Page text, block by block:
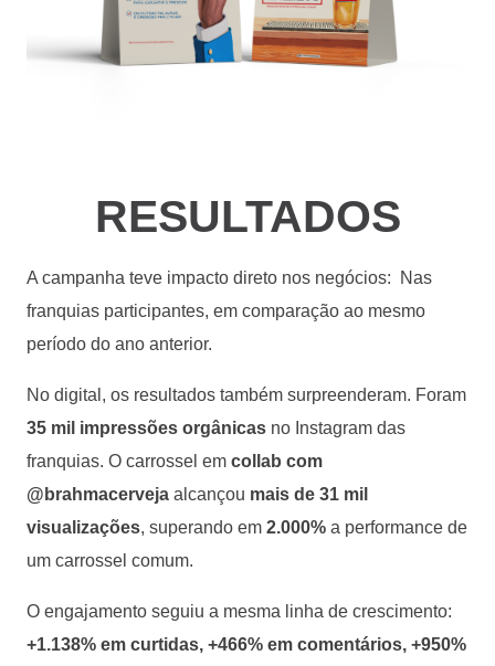
RESULTADOS
A campanha teve impacto direto nos negócios:
Nas
franquias participantes, em comparação ao mesmo
período do ano anterior.
No digital, os resultados também surpreenderam. Foram
35 mil impressões orgânicas no Instagram das
franquias. O carrossel em collab com
@brahmacerveja alcançou mais de 31 mil
visualizações, superando em 2.000% a performance de
um carrossel comum.
O engajamento seguiu a mesma linha de crescimento:
+1.138% em curtidas, +466% em comentários, +950%